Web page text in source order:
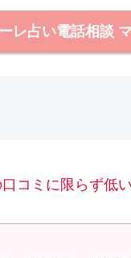
レ占い電話相談
コミに限らず低